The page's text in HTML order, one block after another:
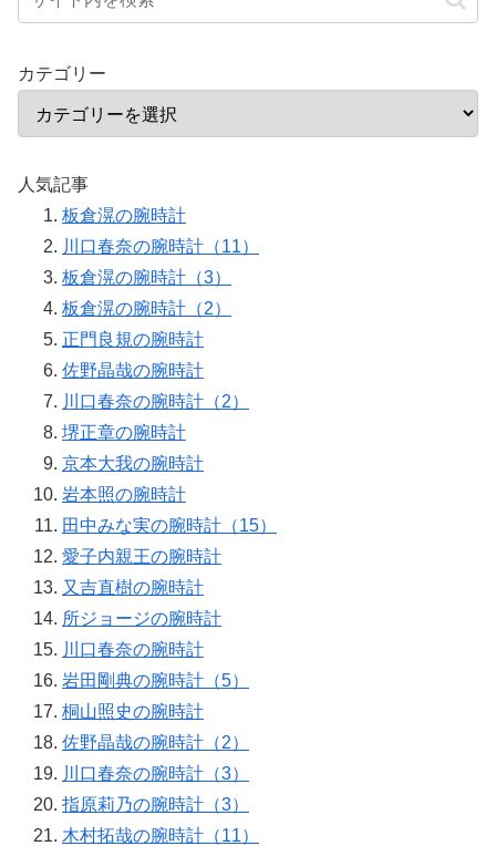
カテゴリー
人気記事
板倉滉の腕時計
川口春奈の腕時計（11）
板倉滉の腕時計（3）
板倉滉の腕時計（2）
正門良規の腕時計
佐野晶哉の腕時計
川口春奈の腕時計（2）
堺正章の腕時計
京本大我の腕時計
岩本照の腕時計
田中みな実の腕時計（15）
愛子内親王の腕時計
又吉直樹の腕時計
所ジョージの腕時計
川口春奈の腕時計
岩田剛典の腕時計（5）
桐山照史の腕時計
佐野晶哉の腕時計（2）
川口春奈の腕時計（3）
指原莉乃の腕時計（3）
木村拓哉の腕時計（11）